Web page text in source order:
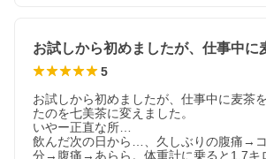
5
お試しから初めましたが、仕事中に麦茶
たのを七美茶に変えました。
いやー正直な所…
飲んだ次の日から…、久しぶりの腹痛→
分→腹痛→あらら。体重計に乗ると1.7キ